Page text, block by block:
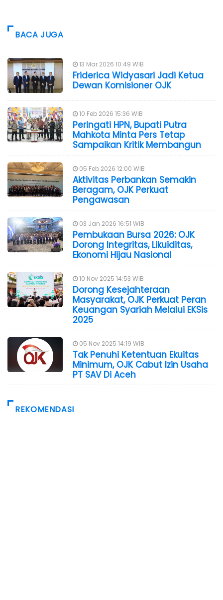
BACA JUGA
13 Mar 2026 10:49 WIB
Friderica Widyasari Jadi Ketua
Dewan Komisioner OJK
10 Feb 2026 15:36 WIB
Peringati HPN, Bupati Putra
Mahkota Minta Pers Tetap
Sampaikan Kritik Membangun
05 Feb 2026 12:00 WIB
Aktivitas Perbankan Semakin
Beragam, OJK Perkuat
Pengawasan
03 Jan 2026 16:51 WIB
Pembukaan Bursa 2026: OJK
Dorong Integritas, Likuiditas,
Ekonomi Hijau Nasional
10 Nov 2025 14:53 WIB
Dorong Kesejahteraan
Masyarakat, OJK Perkuat Peran
Keuangan Syariah Melalui EKSis
2025
05 Nov 2025 14:19 WIB
Tak Penuhi Ketentuan Ekuitas
Minimum, OJK Cabut Izin Usaha
PT SAV Di Aceh
REKOMENDASI